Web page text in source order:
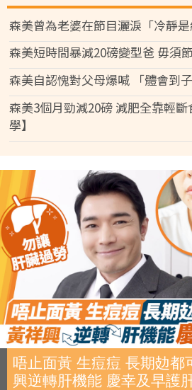
森美曾為老婆在節目灑淚「冷靜是
森美短時間暴減20磅變型爸 毋須
森美自認愧對父母爆喊 「體會到
森美3個月勁減20磅 減肥全靠輕
學】
唔止面黃 生痘痘 長期攰都
興逆轉肝機能 慶幸及早護